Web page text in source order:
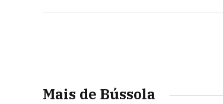
Mais de Bússola